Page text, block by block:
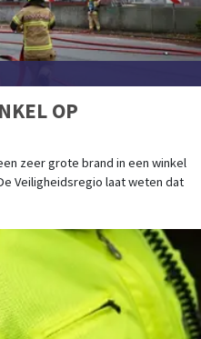
OP
zeer grote brand in een winkel
Veiligheidsregio laat weten dat